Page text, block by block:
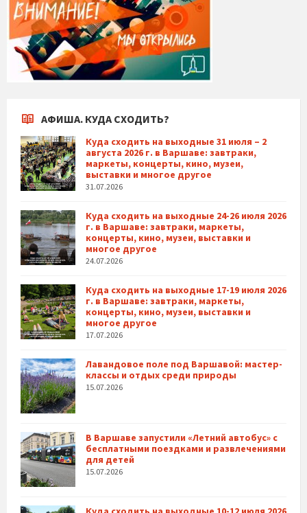
АФИША. КУДА СХОДИТЬ?
Куда сходить на выходные 31 июля – 2
августа 2026 г. в Варшаве: завтраки,
маркеты, концерты, кино, музеи,
выставки и многое другое
31.07.2026
Куда сходить на выходные 24-26 июля 2026
г. в Варшаве: завтраки, маркеты,
концерты, кино, музеи, выставки и
многое другое
24.07.2026
Куда сходить на выходные 17-19 июля 2026
г. в Варшаве: завтраки, маркеты,
концерты, кино, музеи, выставки и
многое другое
17.07.2026
Лавандовое поле под Варшавой: мастер-
классы и отдых среди природы
15.07.2026
В Варшаве запустили «Летний автобус» с
бесплатными поездками и развлечениями
для детей
15.07.2026